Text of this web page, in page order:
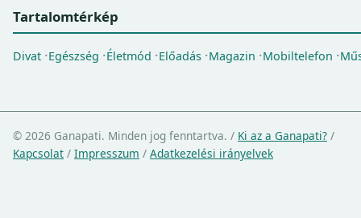
Tartalomtérkép
Divat Egészség Életmód Előadás Magazin Mobiltelefon
© 2026 Ganapati. Minden jog fenntartva. / Ki az a Ganapati? /
Kapcsolat / Impresszum / Adatkezelési irányelvek